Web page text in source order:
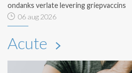
ondanks verlate levering griepvaccins
06 aug 2026
Acute